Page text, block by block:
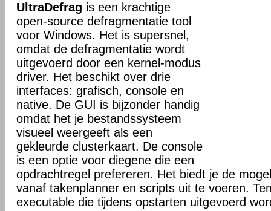
UltraDefrag is een krachtige
open-source defragmentatie tool
voor Windows. Het is supersnel,
omdat de defragmentatie wordt
uitgevoerd door een kernel-modus
driver. Het beschikt over drie
interfaces: grafisch, console en
native. De GUI is bijzonder handig
omdat het je bestandssysteem
visueel weergeeft als een
gekleurde clusterkaart. De console
is een optie voor diegene die een
opdrachtregel prefereren. Het biedt je de
vanaf takenplanner en scripts uit te voeren.
executable die tijdens opstarten uitgevoerd